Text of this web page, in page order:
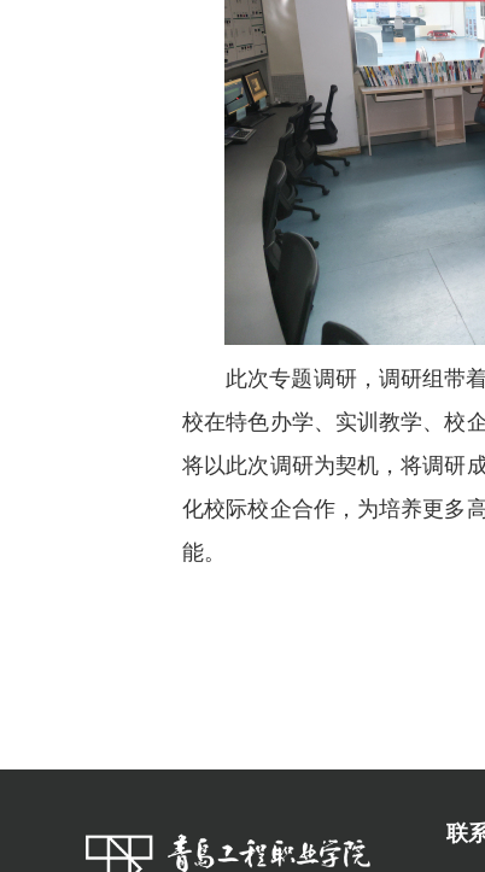
此次专题调研，调研组带
校在特色办学、实训教学、校
将以此次调研为契机，将调研
化校际校企合作，为培养更多
能。
联